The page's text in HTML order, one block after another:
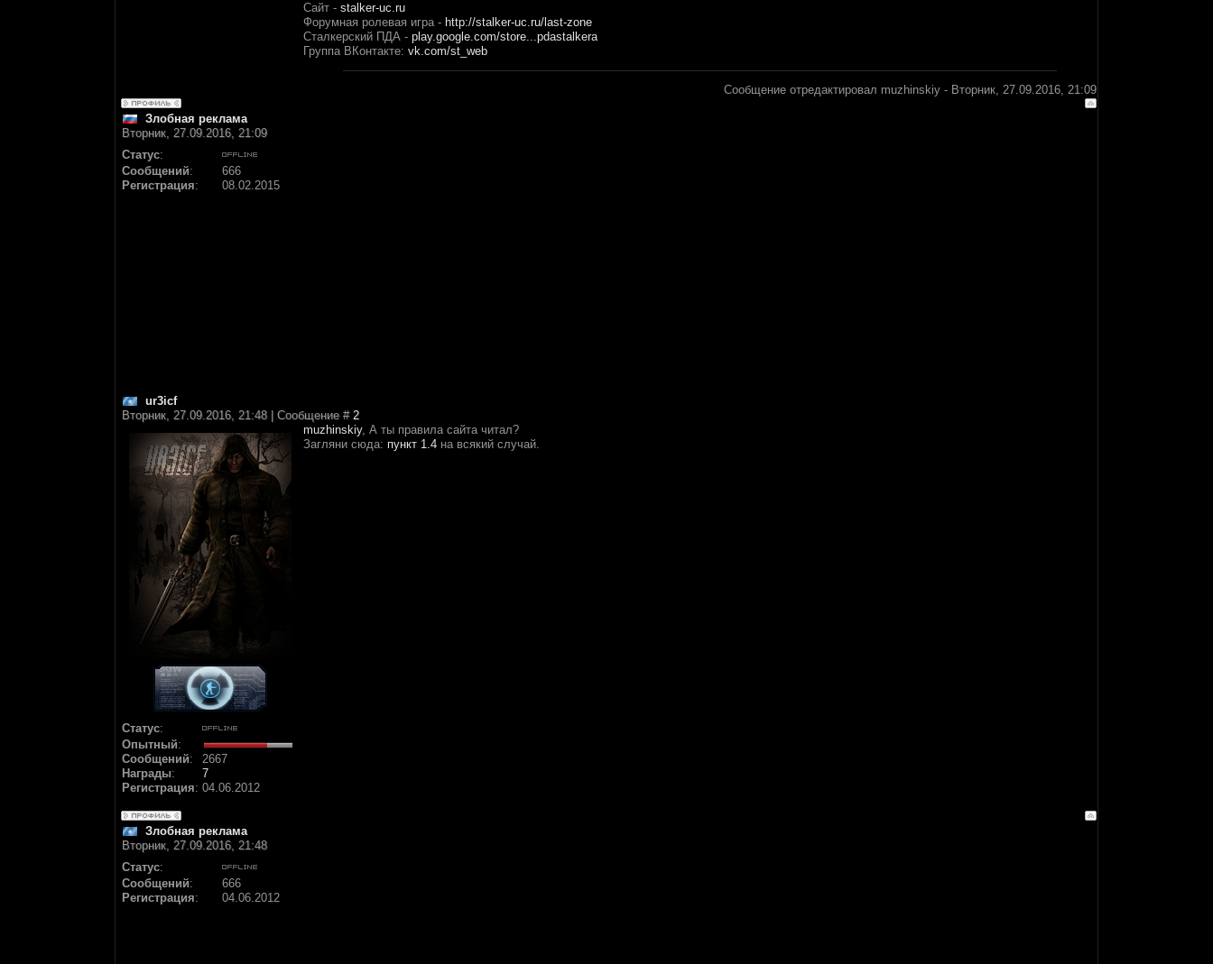
Сайт - stalker-uc.ru
Форумная ролевая игра - http://stalker-uc.ru/last-zone
Сталкерский ПДА - play.google.com/store...pdastalkera
Группа ВКонтакте: vk.com/st_web
Сообщение отредактировал muzhinskiy - Вторник, 27.09.2016, 21:09
Злобная реклама
Вторник, 27.09.2016, 21:09
Статус:
Сообщений:
666
Регистрация: 08.02.2015
ur3icf
Вторник, 27.09.2016, 21:48 | Сообщение # 2
Статус:
Опытный:
Сообщений:
2667
Награды:
7
Регистрация: 04.06.2012
muzhinskiy, А ты правила сайта читал?
Загляни сюда: пункт 1.4 на всякий случай.
Злобная реклама
Вторник, 27.09.2016, 21:48
Статус:
Сообщений:
666
Регистрация: 04.06.2012